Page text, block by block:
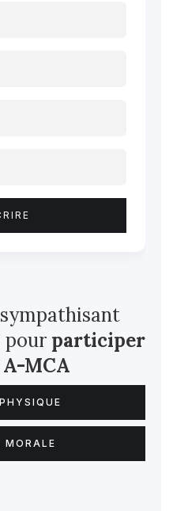
pour participer
MCA
MORALE